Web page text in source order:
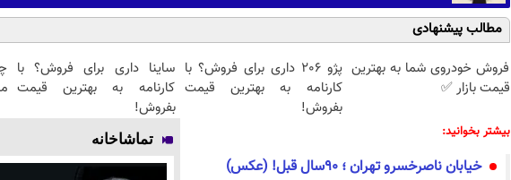
مطالب پیشنهادی
فروش خودروی شما به بهترین
قیمت بازار ✅
پژو 206 داری برای فروش؟ با
کارنامه به بهترین قیمت
بفروش!
ساینا داری برای فروش؟ با
کارنامه به بهترین قیمت
بفروش!
بیشتر بخوانید:
خیابان ناصرخسرو تهران ؛ ۹۰سال قبل! (عکس)
تماشاخانه